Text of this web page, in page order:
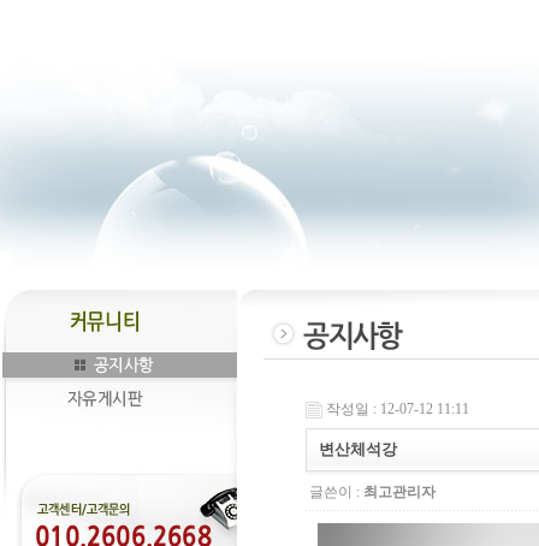
작성일 : 12-07-12 11:11
변산체석강
글쓴이 : 최고관리자